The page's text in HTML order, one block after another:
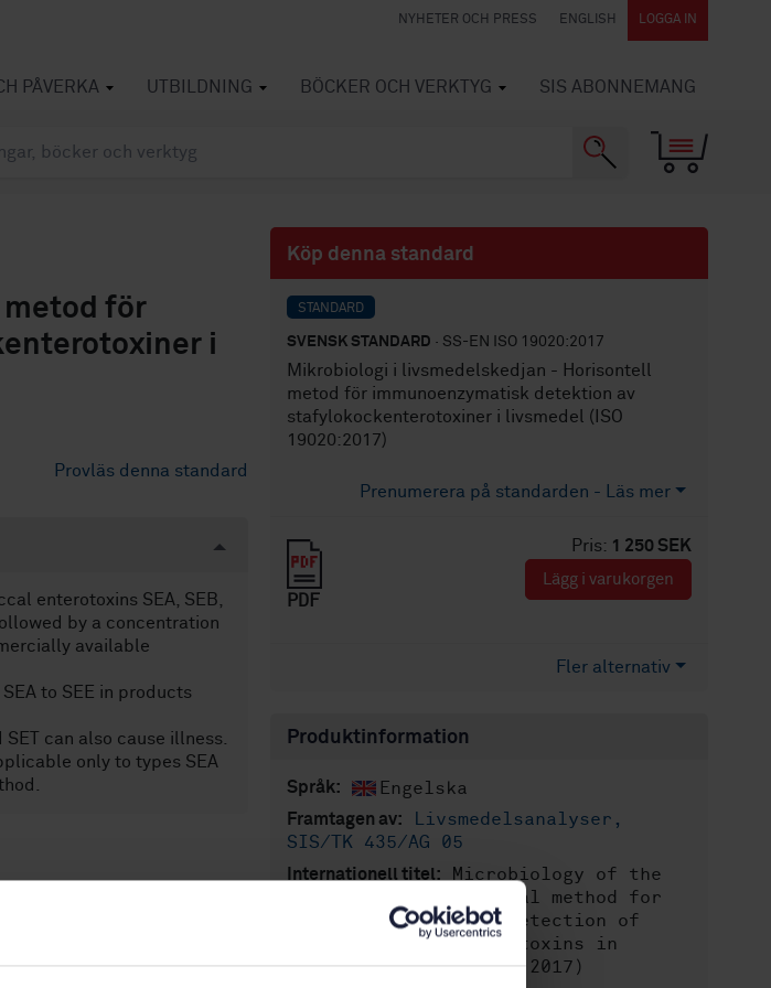
NYHETER OCH PRESS ENGLISH LOGGA IN
PÅVERKA UTBILDNING BÖCKER OCH VERKTYG SIS ABONNEMANG
för
i
Provläs denna standard
enterotoxins SEA, SEB,
by a concentration
available
to SEE in products
can also cause illness.
only to types SEA
Köp denna standard
STANDARD
SVENSK STANDARD · SS-EN ISO 19020:2017
Mikrobiologi i livsmedelskedjan - Horisontell
metod för immunoenzymatisk detektion av
stafylokockenterotoxiner i livsmedel (ISO
19020:2017)
Prenumerera på standarden - Läs mer
Pris: 1 250 SEK
PDF
Lägg i varukorgen
Fler alternativ
Produktinformation
Språk: Engelska
Framtagen av:
Livsmedelsanalyser,
SIS/TK 435/AG 05
Internationell titel:Microbiology of the
food chain - Horizontal method for
the immunoenzymatic detection of
staphylococcal enterotoxins in
foodstuffs (ISO 19020:2017)